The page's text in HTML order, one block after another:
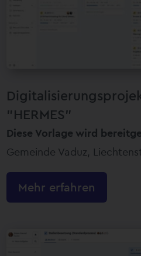
"HERMES"
Diese Vorlage wird
Gemeinde Vaduz,
Mehr erfahren